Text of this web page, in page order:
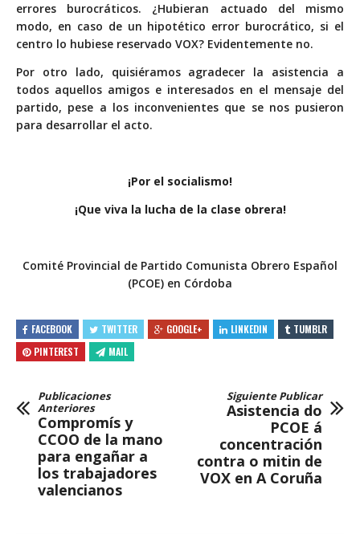
errores burocráticos. ¿Hubieran actuado del mismo
modo, en caso de un hipotético error burocrático, si el
centro lo hubiese reservado VOX? Evidentemente no.
Por otro lado, quisiéramos agradecer la asistencia a
todos aquellos amigos e interesados en el mensaje del
partido, pese a los inconvenientes que se nos pusieron
para desarrollar el acto.
¡Por el socialismo!
¡Que viva la lucha de la clase obrera!
Comité Provincial de Partido Comunista Obrero Español
(PCOE) en Córdoba
FACEBOOK TWITTER GOOGLE+ LINKEDIN
TUMBLR
PINTEREST
MAIL
Publicaciones
Anteriores
Compromís y
CCOO de la mano
para engañar a
los trabajadores
valencianos
Siguiente Publicar
Asistencia do
PCOE á
concentración
contra o mitin de
VOX en A Coruña